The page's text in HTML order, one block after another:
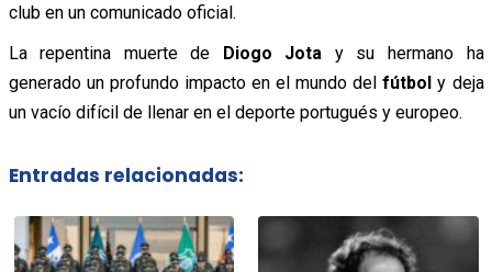
club en un comunicado oficial.
La repentina muerte de Diogo Jota y su hermano ha
generado un profundo impacto en el mundo delfútbol y deja
un vacío difícil de llenar en el deporte portugués y europeo.
Entradas relacionadas: